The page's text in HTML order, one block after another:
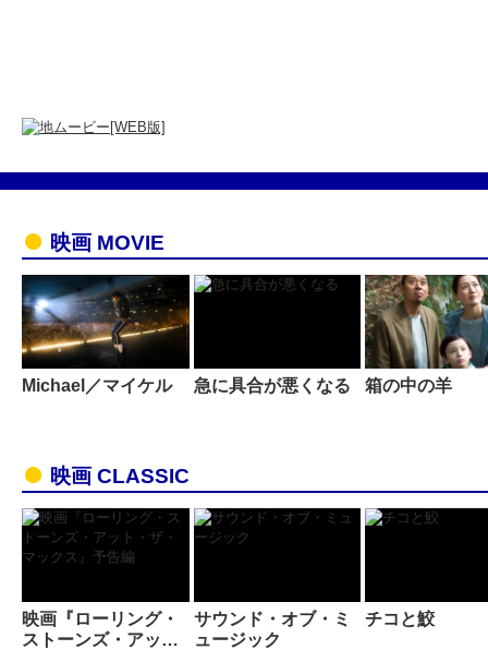
映画 MOVIE
Michael／マイケル 急に具合が悪くなる 箱の中の羊
映画 CLASSIC
映画『ローリング・
ストーンズ・アッ…
サウンド・オブ・ミ
ュージック
チコと鮫